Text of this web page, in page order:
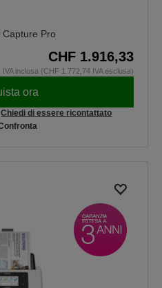
Pro
CHF 1.916,33
IVA inclusa (CHF 1.772,74 IVA esclusa)
ora
Chiedi di essere ricontattato